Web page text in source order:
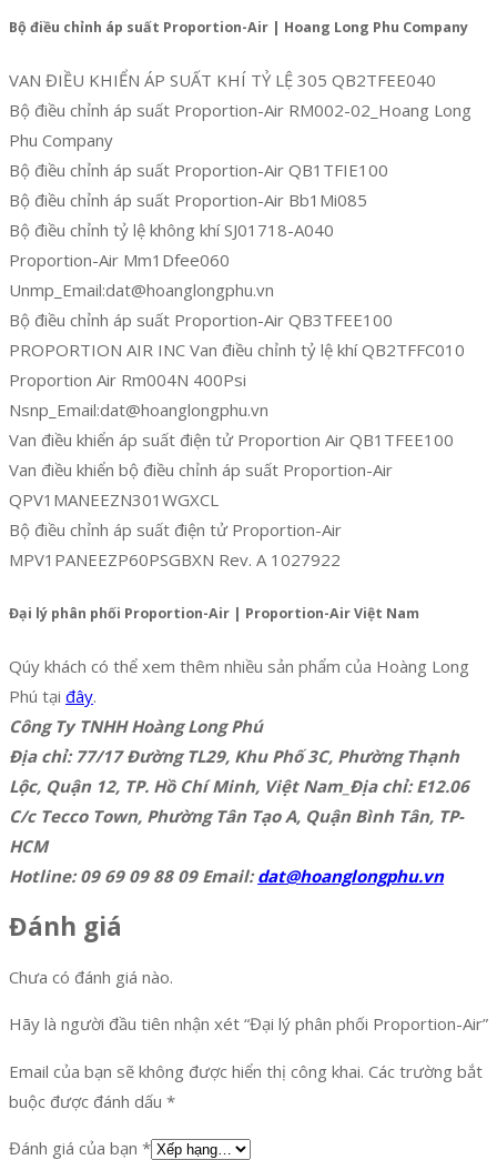
Bộ điều chỉnh áp suất Proportion-Air | Hoang Long Phu Company
VAN ĐIỀU KHIỂN ÁP SUẤT KHÍ TỶ LỆ 305 QB2TFEE040
Bộ điều chỉnh áp suất Proportion-Air RM002-02_Hoang Long
Phu Company
Bộ điều chỉnh áp suất Proportion-Air QB1TFIE100
Bộ điều chỉnh áp suất Proportion-Air Bb1Mi085
Bộ điều chỉnh tỷ lệ không khí SJ01718-A040
Proportion-Air Mm1Dfee060
Unmp_Email:dat@hoanglongphu.vn
Bộ điều chỉnh áp suất Proportion-Air QB3TFEE100
PROPORTION AIR INC Van điều chỉnh tỷ lệ khí QB2TFFC010
Proportion Air Rm004N 400Psi
Nsnp_Email:dat@hoanglongphu.vn
Van điều khiển áp suất điện tử Proportion Air QB1TFEE100
Van điều khiển bộ điều chỉnh áp suất Proportion-Air
QPV1MANEEZN301WGXCL
Bộ điều chỉnh áp suất điện tử Proportion-Air
MPV1PANEEZP60PSGBXN Rev. A 1027922
Đại lý phân phối Proportion-Air | Proportion-Air Việt Nam
Qúy khách có thể xem thêm nhiều sản phẩm của Hoàng Long
Phú tại đây.
Công Ty TNHH Hoàng Long Phú
Địa chỉ: 77/17 Đường TL29, Khu Phố 3C, Phường Thạnh
Lộc, Quận 12, TP. Hồ Chí Minh, Việt Nam_Địa chỉ: E12.06
C/c Tecco Town, Phường Tân Tạo A, Quận Bình Tân, TP-
HCM
Hotline: 09 69 09 88 09 Email:dat@hoanglongphu.vn
Đánh giá
Chưa có đánh giá nào.
Hãy là người đầu tiên nhận xét “Đại lý phân phối Proportion-Air”
Email của bạn sẽ không được hiển thị công khai. Các trường bắt
buộc được đánh dấu *
Đánh giá của bạn *